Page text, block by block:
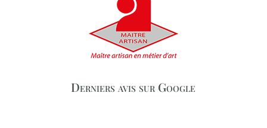
Derniers avis sur Google